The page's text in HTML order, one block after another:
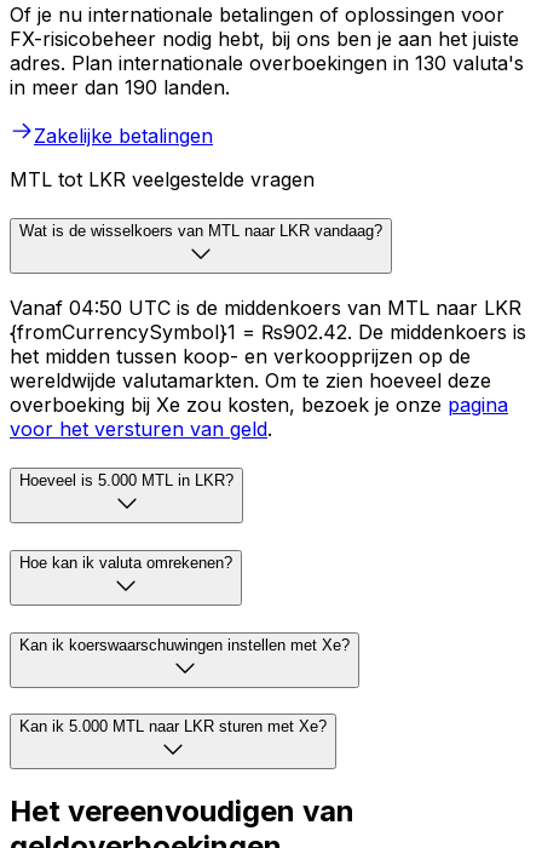
Of je nu internationale betalingen of oplossingen voor
FX-risicobeheer nodig hebt, bij ons ben je aan het juiste
adres. Plan internationale overboekingen in 130 valuta's
in meer dan 190 landen.
Zakelijke betalingen
MTL tot LKR veelgestelde vragen
Wat is de wisselkoers van MTL naar LKR vandaag?
Vanaf 04:50 UTC is de middenkoers van MTL naar LKR
{fromCurrencySymbol}1 = ₨902.42. De middenkoers is
het midden tussen koop- en verkoopprijzen op de
wereldwijde valutamarkten. Om te zien hoeveel deze
overboeking bij Xe zou kosten, bezoek je onze pagina
voor het versturen van geld.
Hoeveel is 5.000 MTL in LKR?
Hoe kan ik valuta omrekenen?
Kan ik koerswaarschuwingen instellen met Xe?
Kan ik 5.000 MTL naar LKR sturen met Xe?
Het vereenvoudigen van